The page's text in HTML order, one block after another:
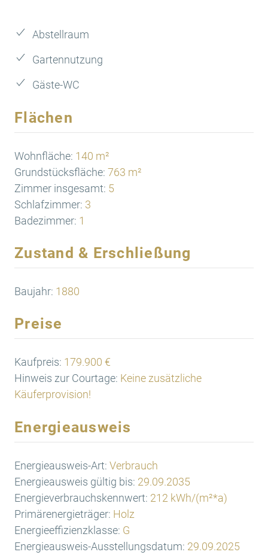
Abstellraum
Gartennutzung
Gäste-WC
Flächen
Wohnfläche: 140 m²
Grundstücksfläche: 763 m²
Zimmer insgesamt: 5
Schlafzimmer: 3
Badezimmer: 1
Zustand & Erschließung
Baujahr: 1880
Preise
Kaufpreis: 179.900 €
Hinweis zur Courtage: Keine zusätzliche
Käuferprovision!
Energieausweis
Energieausweis-Art: Verbrauch
Energieausweis gültig bis: 29.09.2035
Energieverbrauchskennwert: 212 kWh/(m²*a)
Primärenergieträger: Holz
Energieeffizienzklasse: G
Energieausweis-Ausstellungsdatum: 29.09.2025